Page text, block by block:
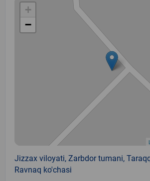
+
−
Jizzax viloyati, Zarbdor tumani,
Ravnaq ko'chasi